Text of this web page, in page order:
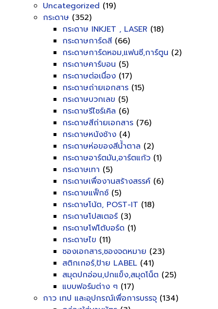
Uncategorized (19)
กระดาษ (352)
กระดาษ INKJET , LASER (18)
กระดาษการ์ดสี (66)
กระดาษการ์ดหอม,แฟนซี,การ์ตูน (2)
กระดาษคาร์บอน (5)
กระดาษต่อเนื่อง (17)
กระดาษถ่ายเอกสาร (15)
กระดาษบวกเลข (5)
กระดาษรีไซร์เคิล (6)
กระดาษสีถ่ายเอกสาร (76)
กระดาษหนังช้าง (4)
กระดาษห่อของสีน้ำตาล (2)
กระดาษอาร์ตมัน,อาร์ตแก้ว (1)
กระดาษเทา (5)
กระดาษเพื่องานสร้างสรรค์ (6)
กระดาษแฟ็กซ์ (5)
กระดาษโน้ต, POST-IT (18)
กระดาษโปสเตอร์ (3)
กระดาษโฟโต้บอร์ด (1)
กระดาษไข (11)
ซองเอกสาร,ซองจดหมาย (23)
สติกเกอร์,ป้าย LABEL (41)
สมุดปกอ่อน,ปกแข็ง,สมุดโน็ต (25)
แบบฟอร์มต่าง ๆ (17)
กาว เทป และอุปกรณ์เพื่อการบรรจุ (134)